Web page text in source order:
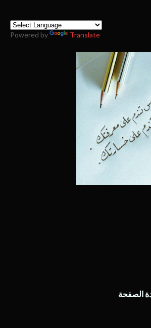
Powered by Translate
الصفحة